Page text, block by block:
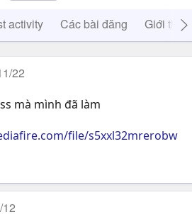
activity Các bài đăng Giới thiệu
22
mà mình đã làm
file/s5xxl32mrerobw